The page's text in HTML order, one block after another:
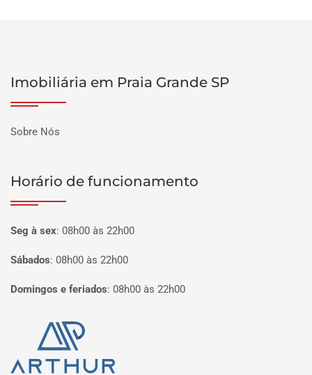
Imobiliária em Praia Grande SP
Sobre Nós
Horário de funcionamento
Seg à sex: 08h00 às 22h00
Sábados: 08h00 às 22h00
Domingos e feriados: 08h00 às 22h00
Página inicial